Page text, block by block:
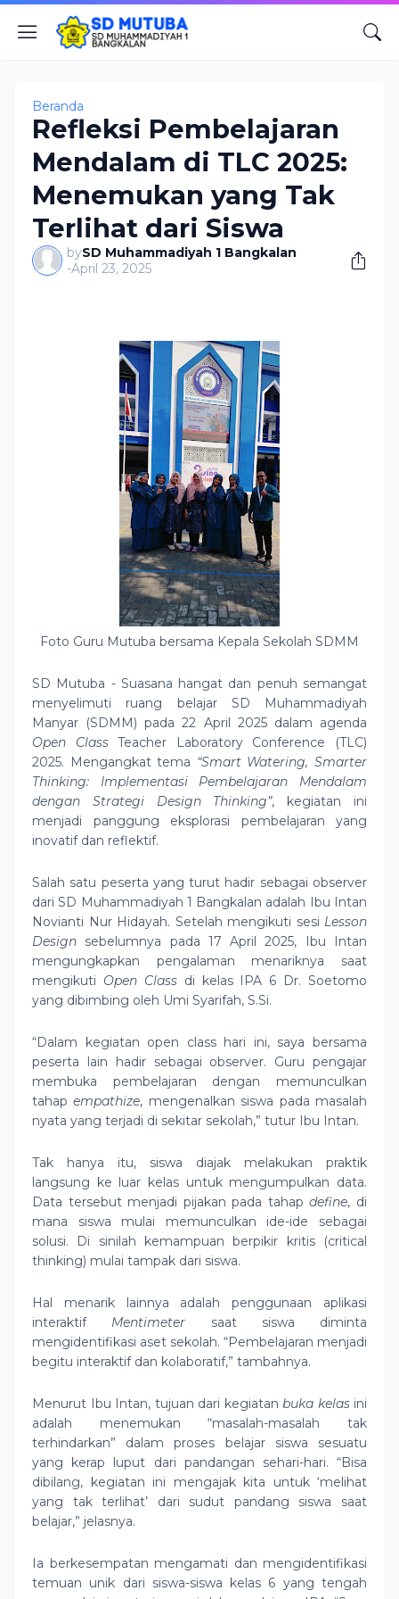
Beranda
Refleksi Pembelajaran
Mendalam di TLC 2025:
Menemukan yang Tak
Terlihat dari Siswa
bySD Muhammadiyah 1 Bangkalan
-April 23, 2025
Foto Guru Mutuba bersama Kepala Sekolah SDMM
SD Mutuba - Suasana hangat dan penuh semangat
menyelimuti ruang belajar SD Muhammadiyah
Manyar (SDMM) pada 22 April 2025 dalam agenda
Open ClassTeacher Laboratory Conference (TLC)
2025. Mengangkat tema “Smart Watering, Smarter
Thinking: Implementasi Pembelajaran Mendalam
dengan Strategi Design Thinking”, kegiatan ini
menjadi panggung eksplorasi pembelajaran yang
inovatif dan reflektif.
Salah satu peserta yang turut hadir sebagai observer
dari SD Muhammadiyah 1 Bangkalan adalah Ibu Intan
Novianti Nur Hidayah. Setelah mengikuti sesi Lesson
Design sebelumnya pada 17 April 2025, Ibu Intan
mengungkapkan pengalaman menariknya saat
mengikuti Open Classdi kelas IPA 6 Dr. Soetomo
yang dibimbing oleh Umi Syarifah, S.Si.
“Dalam kegiatan open class hari ini, saya bersama
peserta lain hadir sebagai observer. Guru pengajar
membuka pembelajaran dengan memunculkan
tahapempathize, mengenalkan siswa pada masalah
nyata yang terjadi di sekitar sekolah,” tutur Ibu Intan.
Tak hanya itu, siswa diajak melakukan praktik
langsung ke luar kelas untuk mengumpulkan data.
Data tersebut menjadi pijakan pada tahapdefine, di
mana siswa mulai memunculkan ide-ide sebagai
solusi. Di sinilah kemampuan berpikir kritis (critical
thinking) mulai tampak dari siswa.
Hal menarik lainnya adalah penggunaan aplikasi
interaktif Mentimeter saat siswa diminta
mengidentifikasi aset sekolah. “Pembelajaran menjadi
begitu interaktif dan kolaboratif,” tambahnya.
Menurut Ibu Intan, tujuan dari kegiatan buka kelasini
adalah menemukan “masalah-masalah tak
terhindarkan” dalam proses belajar siswa sesuatu
yang kerap luput dari pandangan sehari-hari. “Bisa
dibilang, kegiatan ini mengajak kita untuk ‘melihat
yang tak terlihat’ dari sudut pandang siswa saat
belajar,” jelasnya.
Ia berkesempatan mengamati dan mengidentifikasi
temuan unik dari siswa-siswa kelas 6 yang tengah